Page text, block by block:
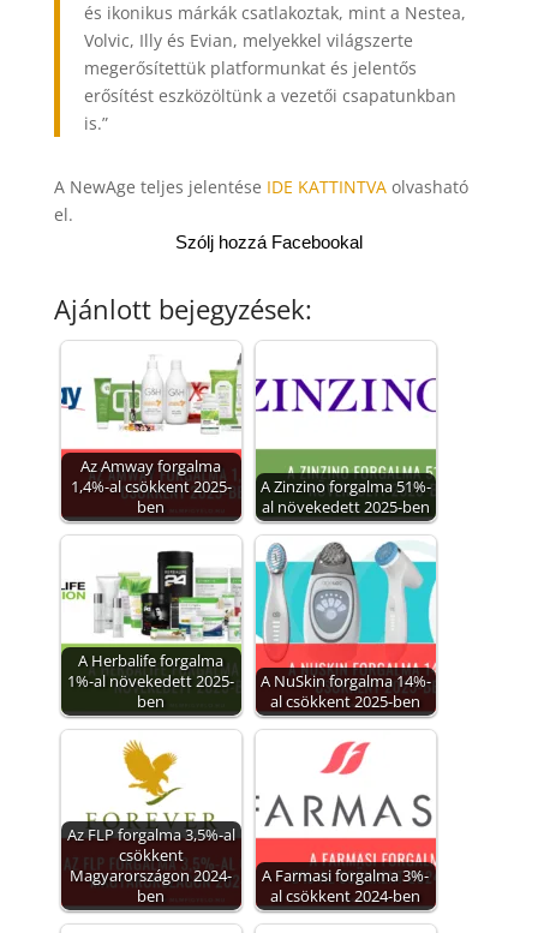
és ikonikus márkák csatlakoztak, mint a Nestea,
Volvic, Illy és Evian, melyekkel világszerte
megerősítettük platformunkat és jelentős
erősítést eszközöltünk a vezetői csapatunkban
is.”
A NewAge teljes jelentése IDE KATTINTVAolvasható
el.
Szólj hozzá Facebookal
Ajánlott bejegyzések:
Az Amway forgalma
1,4%-al csökkent 2025-
ben
A Zinzino forgalma 51%-
al növekedett 2025-ben
A Herbalife forgalma
1%-al növekedett 2025-
ben
A NuSkin forgalma 14%-
al csökkent 2025-ben
Az FLP forgalma 3,5%-al
csökkent
Magyarországon 2024-
ben
A Farmasi forgalma 3%-
al csökkent 2024-ben